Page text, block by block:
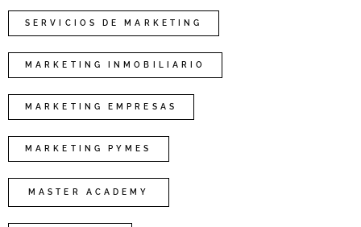
SERVICIOS DE MARKETING
MARKETING INMOBILIARIO
MARKETING EMPRESAS
MARKETING PYMES
MASTER ACADEMY